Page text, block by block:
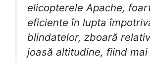
elicopterele Apache,
eficiente în lupta
blindatelor, zboară
joasă altitudine, fiind mai